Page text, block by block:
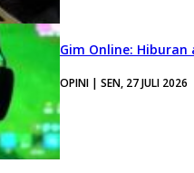
Gim Online:
OPINI | SEN, 27 JULI 2026